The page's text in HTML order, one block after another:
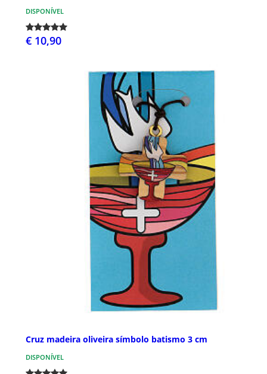
DISPONÍVEL
€ 10,90
Cruz madeira oliveira símbolo batismo 3 cm
DISPONÍVEL